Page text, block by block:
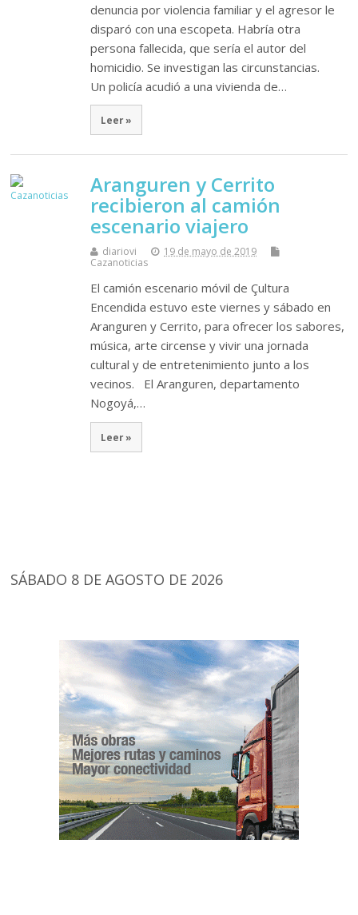
denuncia por violencia familiar y el agresor le
disparó con una escopeta. Habría otra
persona fallecida, que sería el autor del
homicidio. Se investigan las circunstancias.
Un policía acudió a una vivienda de…
Leer »
Aranguren y Cerrito
recibieron al camión
escenario viajero
diariovi
19 de mayo de 2019
Cazanoticias
El camión escenario móvil de Çultura
Encendida estuvo este viernes y sábado en
Aranguren y Cerrito, para ofrecer los sabores,
música, arte circense y vivir una jornada
cultural y de entretenimiento junto a los
vecinos. El Aranguren, departamento
Nogoyá,…
Leer »
SÁBADO 8 DE AGOSTO DE 2026